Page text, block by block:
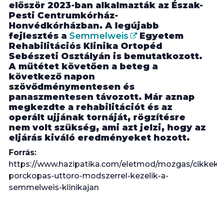
először 2023-ban alkalmazták az Észak-
Pesti Centrumkórház-
Honvédkórházban. A legújabb
fejlesztés a Semmelweis
Egyetem
Rehabilitációs Klinika Ortopéd
Sebészeti Osztályán is bemutatkozott.
A műtétet követően a beteg a
következő napon
szövődménymentesen és
panaszmentesen távozott. Már aznap
megkezdte a rehabilitációt és az
operált ujjának tornáját, rögzítésre
nem volt szükség, ami azt jelzi, hogy az
eljárás kiváló eredményeket hozott.
Forrás:
https://www.hazipatika.com/eletmod/mozgas/
porckopas-uttoro-modszerrel-kezelik-a-
semmelweis-klinikajan